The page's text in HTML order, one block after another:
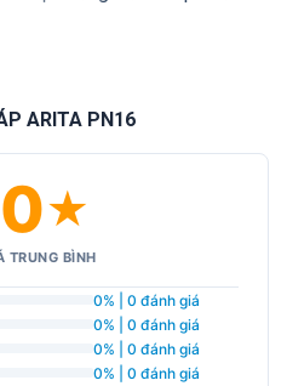
ARITA PN16
★
TRUNG BÌNH
0% | 0 đánh giá
0% | 0 đánh giá
0% | 0 đánh giá
0% | 0 đánh giá